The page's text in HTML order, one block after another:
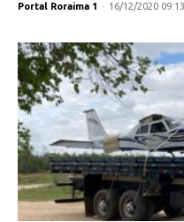
Portal Roraima 1 - 16/12/2020 09:13